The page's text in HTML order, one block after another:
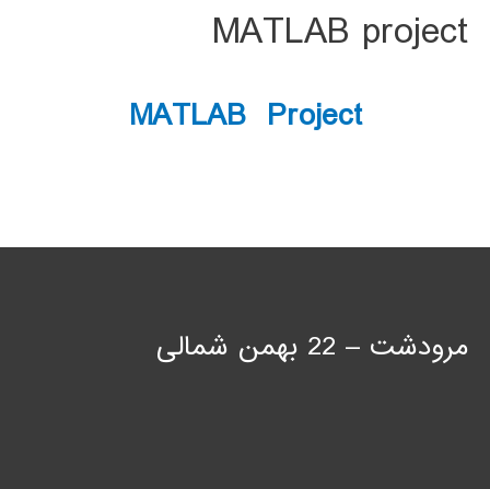
MATLAB project
MATLAB Project
مرودشت – 22 بهمن شمالی